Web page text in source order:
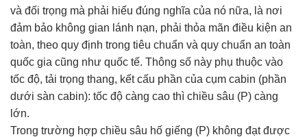
và đối trọng mà phải hiểu đúng nghĩa của nó nữa, là nơi
đảm bảo không gian lánh nạn, phải thỏa mãn điều kiện an
toàn, theo quy định trong tiêu chuẩn và quy chuẩn an toàn
quốc gia cũng như quốc tế. Thông số này phụ thuộc vào
tốc độ, tải trọng thang, kết cấu phần của cụm cabin (phần
dưới sàn cabin): tốc độ càng cao thì chiều sâu (P) càng
lớn.
Trong trường hợp chiều sâu hố giếng (P) không đạt được